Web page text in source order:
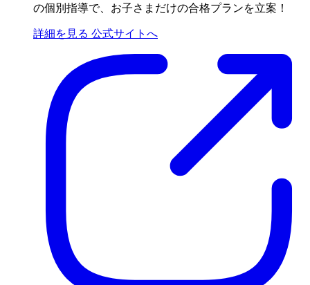
の個別指導で、お子さまだけの合格プランを立案！
詳細を見る 公式サイトへ